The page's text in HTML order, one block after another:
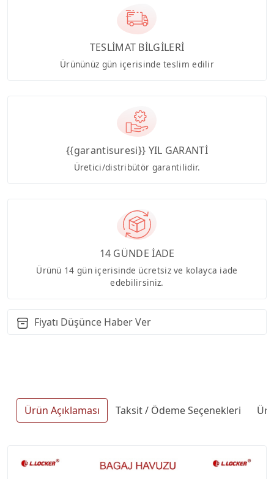
TESLİMAT BİLGİLERİ
Ürününüz gün içerisinde teslim edilir
{{garantisuresi}} YIL GARANTİ
Üretici/distribütör garantilidir.
14 GÜNDE İADE
Ürünü 14 gün içerisinde ücretsiz ve kolayca iade
edebilirsiniz.
Fiyatı Düşünce Haber Ver
Ürün Açıklaması Taksit / Ödeme Seçenekleri